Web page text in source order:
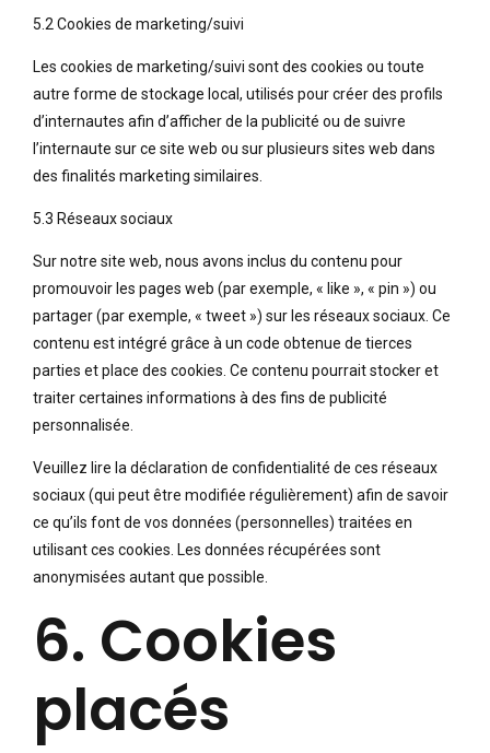
5.2 Cookies de marketing/suivi
Les cookies de marketing/suivi sont des cookies ou toute
autre forme de stockage local, utilisés pour créer des profils
d’internautes afin d’afficher de la publicité ou de suivre
l’internaute sur ce site web ou sur plusieurs sites web dans
des finalités marketing similaires.
5.3 Réseaux sociaux
Sur notre site web, nous avons inclus du contenu pour
promouvoir les pages web (par exemple, « like », « pin ») ou
partager (par exemple, « tweet ») sur les réseaux sociaux. Ce
contenu est intégré grâce à un code obtenue de tierces
parties et place des cookies. Ce contenu pourrait stocker et
traiter certaines informations à des fins de publicité
personnalisée.
Veuillez lire la déclaration de confidentialité de ces réseaux
sociaux (qui peut être modifiée régulièrement) afin de savoir
ce qu’ils font de vos données (personnelles) traitées en
utilisant ces cookies. Les données récupérées sont
anonymisées autant que possible.
6. Cookies
placés